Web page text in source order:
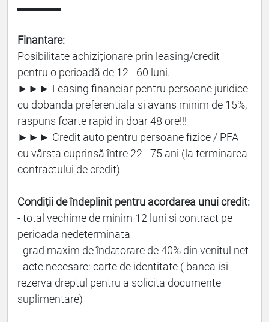
▬▬▬▬
Finantare:
Posibilitate achiziționare prin leasing/credit
pentru o perioadă de 12 - 60 luni.
►►► Leasing financiar pentru persoane juridice
cu dobanda preferentiala si avans minim de 15%,
raspuns foarte rapid in doar 48 ore!!!
►►► Credit auto pentru persoane fizice / PFA
cu vârsta cuprinsă între 22 - 75 ani (la terminarea
contractului de credit)
Condiții de îndeplinit pentru acordarea unui credit:
- total vechime de minim 12 luni si contract pe
perioada nedeterminata
- grad maxim de îndatorare de 40% din venitul net
- acte necesare: carte de identitate ( banca isi
rezerva dreptul pentru a solicita documente
suplimentare)